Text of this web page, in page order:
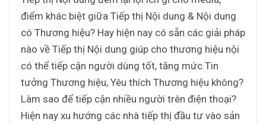
điểm khác biệt giữa Tiếp thị Nội dung & Nội dung
có Thương hiệu? Hay hiện nay có sẵn các giải pháp
nào về Tiếp thị Nội dung giúp cho thương hiệu nội
có thể tiếp cận người dùng tốt, tăng mức Tin
tưởng Thương hiệu, Yêu thích Thương hiệu không?
Làm sao để tiếp cận nhiều người trên điện thoại?
Hiện nay xu hướng các nhà tiếp thị đầu tư vào sản